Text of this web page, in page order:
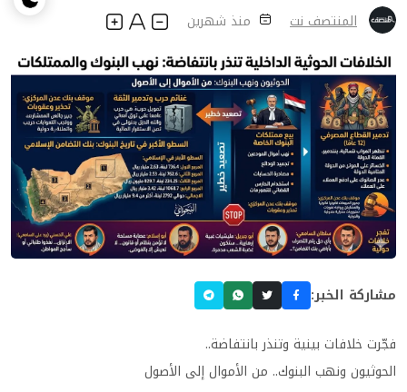
المنتصف نت منذ شهرين
مشاركة الخبر:
فجّرت خلافات بينية وتنذر بانتفاضة..
الحوثيون ونهب البنوك.. من الأموال إلى الأصول